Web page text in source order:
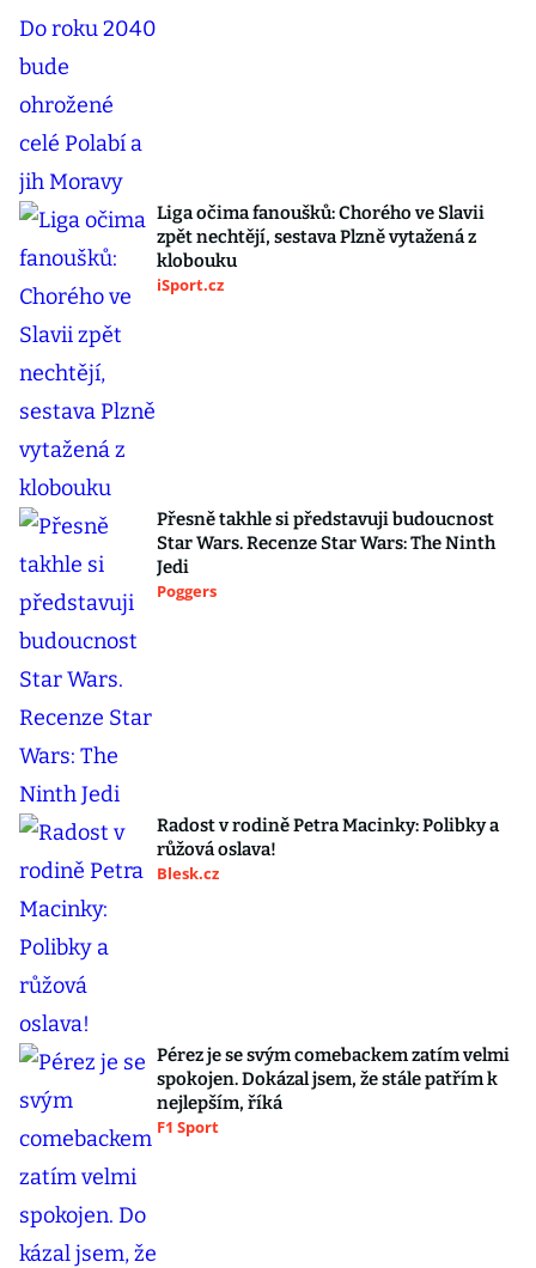
Liga očima fanoušků: Chorého ve Slavii
zpět nechtějí, sestava Plzně vytažená z
klobouku
iSport.cz
Přesně takhle si představuji budoucnost
Star Wars. Recenze Star Wars: The Ninth
Jedi
Poggers
Radost v rodině Petra Macinky: Polibky a
růžová oslava!
Blesk.cz
Pérez je se svým comebackem zatím velmi
spokojen. Dokázal jsem, že stále patřím k
nejlepším, říká
F1 Sport